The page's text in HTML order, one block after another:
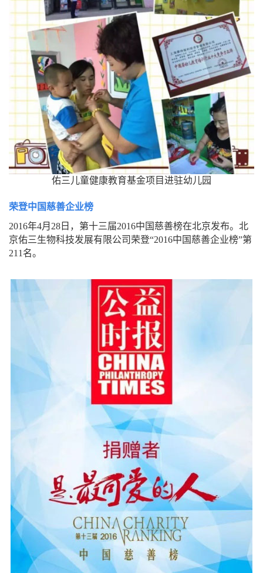
佑三儿童健康教育基金项目进驻幼儿园
荣登中国慈善企业榜
2016年4月28日，第十三届2016中国慈善榜在北京发布。北
京佑三生物科技发展有限公司荣登“2016中国慈善企业榜”第
211名。